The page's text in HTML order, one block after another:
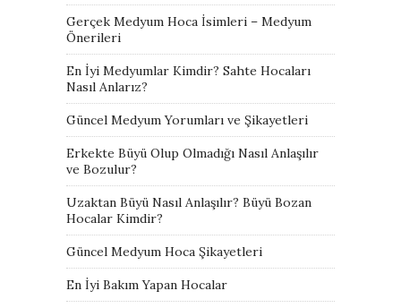
Gerçek Medyum Hoca İsimleri – Medyum
Önerileri
En İyi Medyumlar Kimdir? Sahte Hocaları
Nasıl Anlarız?
Güncel Medyum Yorumları ve Şikayetleri
Erkekte Büyü Olup Olmadığı Nasıl Anlaşılır
ve Bozulur?
Uzaktan Büyü Nasıl Anlaşılır? Büyü Bozan
Hocalar Kimdir?
Güncel Medyum Hoca Şikayetleri
En İyi Bakım Yapan Hocalar